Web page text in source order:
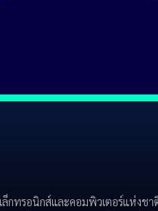
กทรอนิกส์และคอมพิวเตอร์แห่งชา